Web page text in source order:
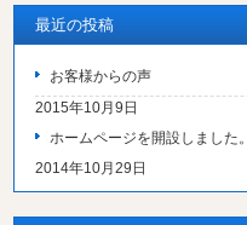
最近の投稿
お客様からの声
2015年10月9日
ホームページを開設しました。
2014年10月29日